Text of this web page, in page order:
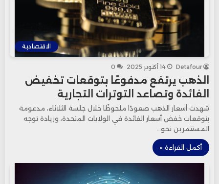
الاقتصادية
Detafour 14 أكتوبر 2025 0
الذهب يرتفع مدفوعًا بتوقعات تخفيض
الفائدة وتصاعد التوترات التجارية
شهدت أسعار الذهب صعودًا ملحوظًا خلال جلسة الثلاثاء، مدعومة
بتوقعات خفض أسعار الفائدة في الولايات المتحدة، وزيادة توجه
المستثمرين نحو…
أكمل القراءة »